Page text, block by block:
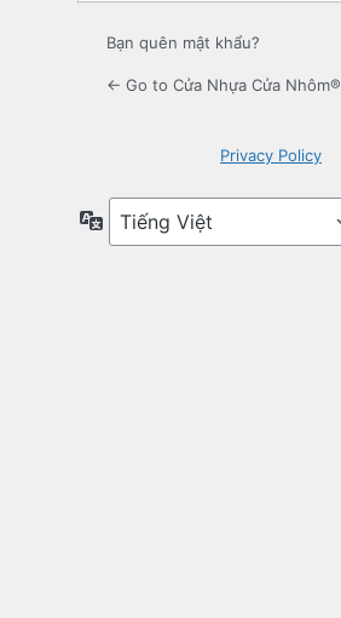
Bạn quên mật khẩu?
← Go to Cửa Nhựa Cửa Nhôm®
Privacy Policy
Ngôn
ngữ